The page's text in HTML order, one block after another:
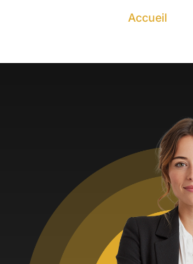
Accueil